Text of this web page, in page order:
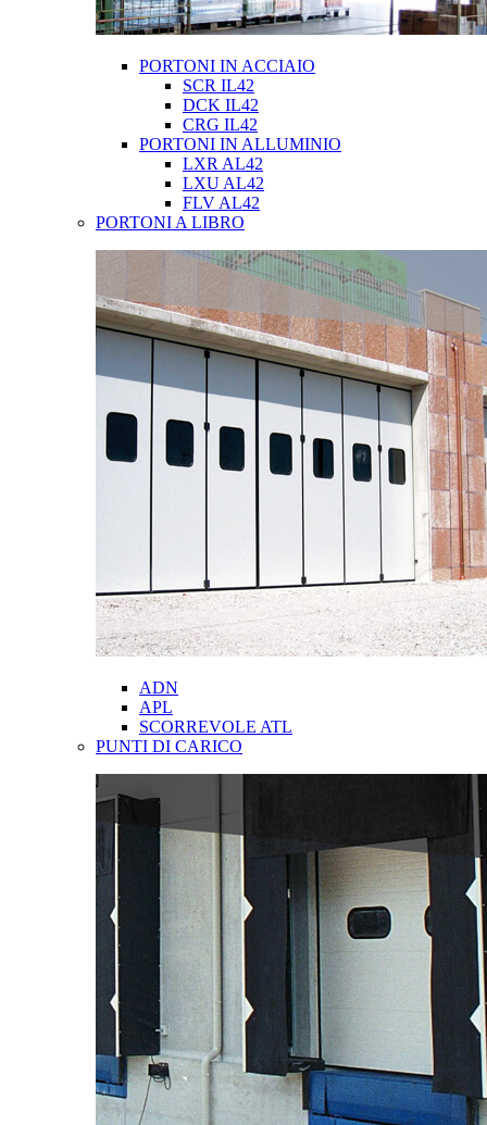
PORTONI IN ACCIAIO
SCR IL42
DCK IL42
CRG IL42
PORTONI IN ALLUMINIO
LXR AL42
LXU AL42
FLV AL42
PORTONI A LIBRO
ADN
APL
SCORREVOLE ATL
PUNTI DI CARICO